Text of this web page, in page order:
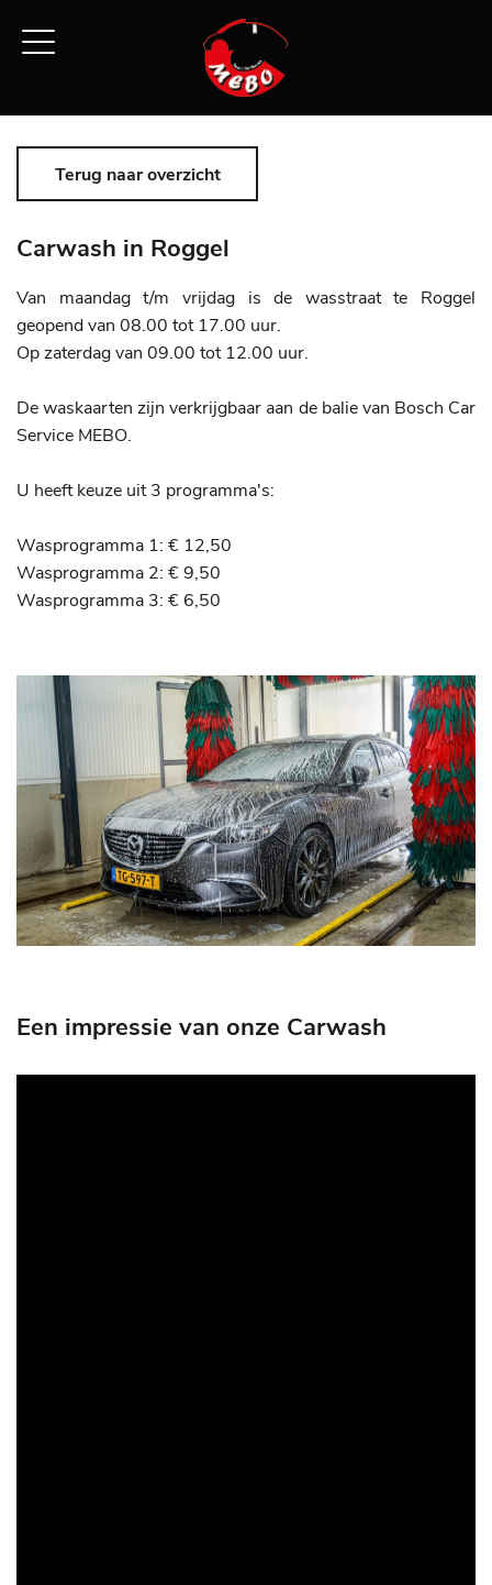
Terug naar overzicht
Carwash in Roggel
Van maandag t/m vrijdag is de wasstraat te Roggel
geopend van 08.00 tot 17.00 uur.
Op zaterdag van 09.00 tot 12.00 uur.
De waskaarten zijn verkrijgbaar aan de balie van Bosch Car
Service MEBO.
U heeft keuze uit 3 programma's:
Wasprogramma 1: € 12,50
Wasprogramma 2: € 9,50
Wasprogramma 3: € 6,50
Een impressie van onze Carwash